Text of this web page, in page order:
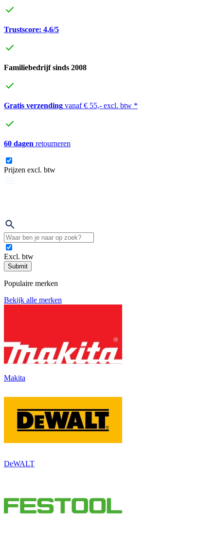
Trustscore: 4,6/5
Familiebedrijf sinds 2008
Gratis verzending vanaf € 55,- excl. btw *
60 dagen retourneren
Prijzen excl. btw
Excl. btw
Submit
Populaire merken
Bekijk alle merken
Makita
DeWALT